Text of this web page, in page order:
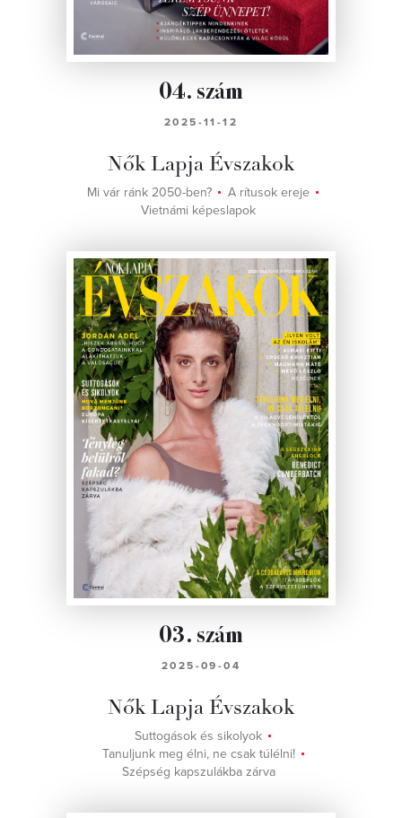
04. szám
2025-11-12
Nők Lapja Évszakok
Mi vár ránk 2050-ben?
A rítusok ereje
Vietnámi képeslapok
03. szám
2025-09-04
Nők Lapja Évszakok
Suttogások és sikolyok
Tanuljunk meg élni, ne csak túlélni!
Szépség kapszulákba zárva